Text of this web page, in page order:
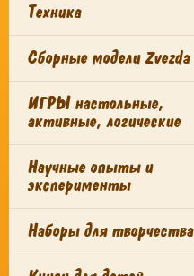
Техника
Сборные модели Zvezda
ИГРЫ настольные,
активные, логические
Научные опыты и
эксперименты
Наборы для творчества